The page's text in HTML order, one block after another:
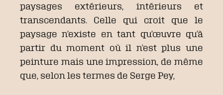
paysages extérieurs, intérieurs et
transcendants. Celle qui croit que le
paysage n’existe en tant qu’œuvre qu’à
partir du moment où il n’est plus une
peinture mais une impression, de même
que, selon les termes de Serge Pey,